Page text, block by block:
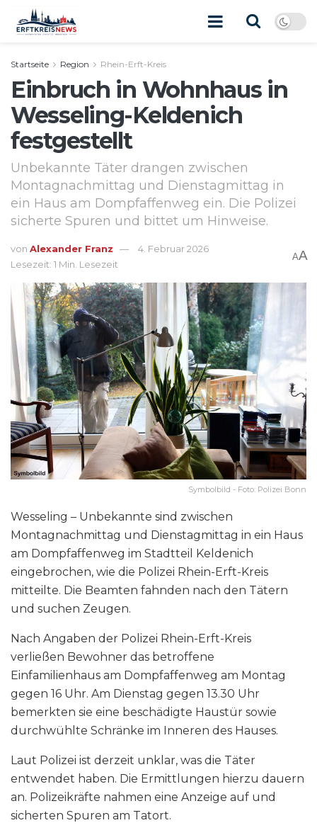
Startseite Region Rhein-Erft-Kreis
Einbruch in Wohnhaus in
Wesseling-Keldenich
festgestellt
Unbekannte Täter drangen zwischen
Montagnachmittag und Dienstagmittag in
ein Haus am Dompfaffenweg ein. Die Polizei
sicherte Spuren und bittet um Hinweise.
von Alexander Franz
4. Februar 2026
Lesezeit: 1 Min. Lesezeit
AA
Symbolbild - Foto: Polizei Bonn
Wesseling – Unbekannte sind zwischen
Montagnachmittag und Dienstagmittag in ein Haus
am Dompfaffenweg im Stadtteil Keldenich
eingebrochen, wie die Polizei Rhein-Erft-Kreis
mitteilte. Die Beamten fahnden nach den Tätern
und suchen Zeugen.
Nach Angaben der Polizei Rhein-Erft-Kreis
verließen Bewohner das betroffene
Einfamilienhaus am Dompfaffenweg am Montag
gegen 16 Uhr. Am Dienstag gegen 13.30 Uhr
bemerkten sie eine beschädigte Haustür sowie
durchwühlte Schränke im Inneren des Hauses.
Laut Polizei ist derzeit unklar, was die Täter
entwendet haben. Die Ermittlungen hierzu dauern
an. Polizeikräfte nahmen eine Anzeige auf und
sicherten Spuren am Tatort.